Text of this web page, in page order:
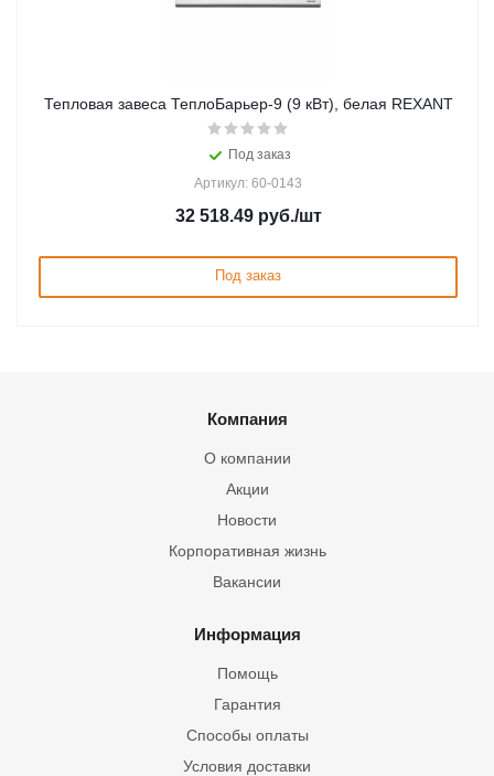
Тепловая завеса ТеплоБарьер-9 (9 кВт), белая REXANT
Под заказ
Артикул: 60-0143
32 518.49руб./шт
Под заказ
Компания
О компании
Акции
Новости
Корпоративная жизнь
Вакансии
Информация
Помощь
Гарантия
Способы оплаты
Условия доставки